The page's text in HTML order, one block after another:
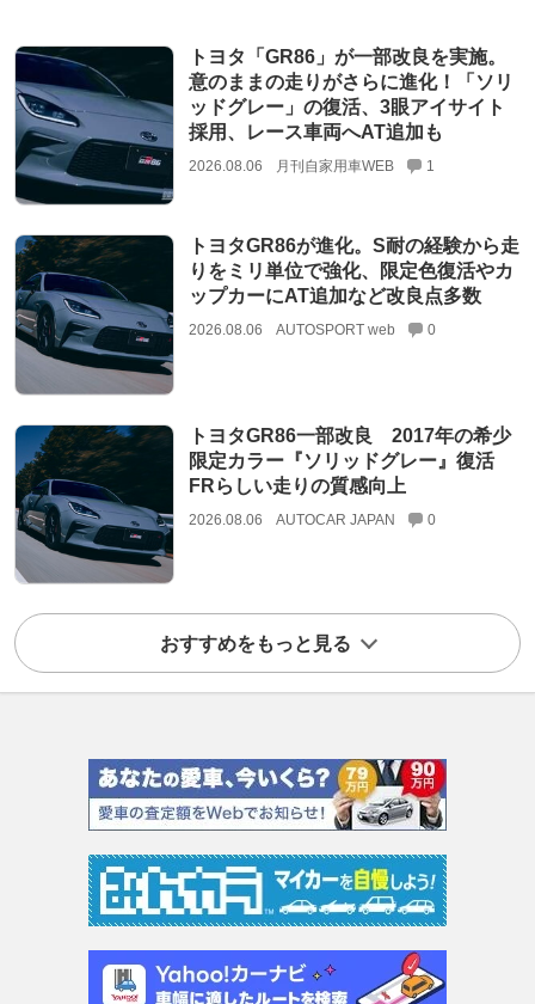
トヨタ「GR86」が一部改良を実施。
意のままの走りがさらに進化！「ソリ
ッドグレー」の復活、3眼アイサイト
採用、レース車両へAT追加も
2026.08.06 月刊自家用車WEB 1
トヨタGR86が進化。S耐の経験から走
りをミリ単位で強化、限定色復活やカ
ップカーにAT追加など改良点多数
2026.08.06 AUTOSPORT web 0
トヨタGR86一部改良 2017年の希少
限定カラー『ソリッドグレー』復活
FRらしい走りの質感向上
2026.08.06 AUTOCAR JAPAN 0
おすすめをもっと見る